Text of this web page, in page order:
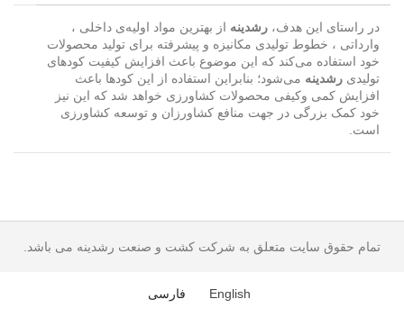
در راستای این هدف، رشدینه از بهترین مواد اولیه‌ی داخلی ،
وارداتی ، خطوط تولیدی مکانیزه و پیشرفته برای تولید محصولات
خود استفاده می‌کند که این موضوع باعث افزایش کیفیت کودهای
تولیدی رشدینه می‌شود؛ بنابراین استفاده از این کودها باعث
افزایش کمی وکیفی محصولات کشاورزی خواهد شد که این نیز
خود کمک بزرگی در جهت منافع کشاورزان و توسعه کشاورزی
است.
تمام حقوق سایت متعلق به شرکت کشت و صنعت رشدینه می باشد.
English فارسی